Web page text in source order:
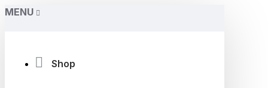
MENU
Shop